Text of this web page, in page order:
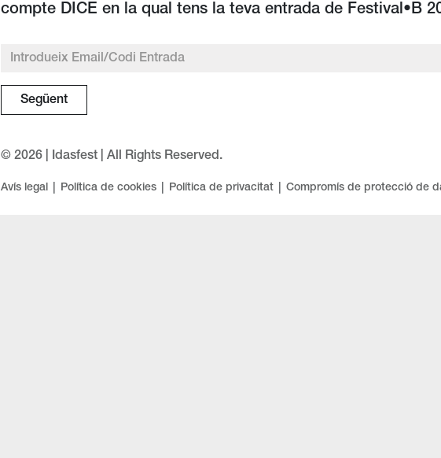
compte DICE en la qual tens la teva entrada de Festival•B
Següent
© 2026 | Idasfest | All Rights Reserved.
Avís legal | Política de cookies | Política de privacitat | Compromís de protecció de